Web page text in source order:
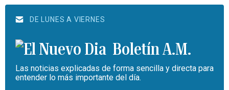
DE LUNES A VIERNES
Boletín A.M.
Las noticias explicadas de forma sencilla y directa para
entender lo más importante del día.